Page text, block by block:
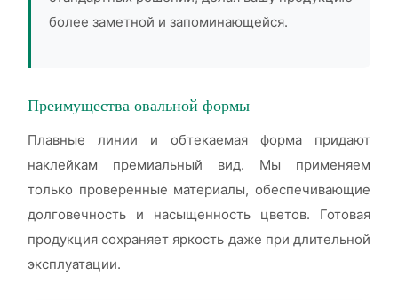
более заметной и запоминающейся.
Преимущества овальной формы
Плавные линии и обтекаемая форма придают
наклейкам премиальный вид. Мы применяем
только проверенные материалы, обеспечивающие
долговечность и насыщенность цветов. Готовая
продукция сохраняет яркость даже при длительной
эксплуатации.